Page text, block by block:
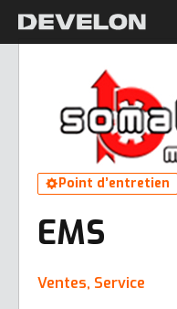
Point d’entretien
EMS
Ventes, Service